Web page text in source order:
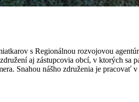
s Regionálnou rozvojovou
aj zástupcovia obcí, v ktorých
Snahou nášho združenia je pracovať